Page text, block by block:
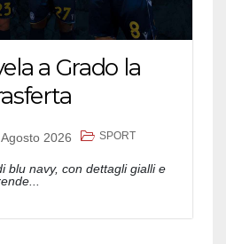
a Grado la
2026 SPORT
blu navy, con dettagli gialli e